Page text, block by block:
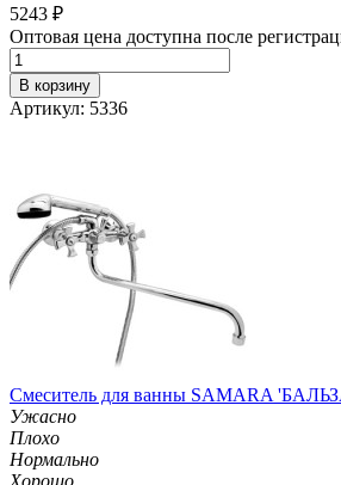
5243 ₽
Оптовая цена доступна после
В корзину
Артикул: 5336
Смеситель для ванны SAMARA
Ужасно
Плохо
Нормально
Хорошо